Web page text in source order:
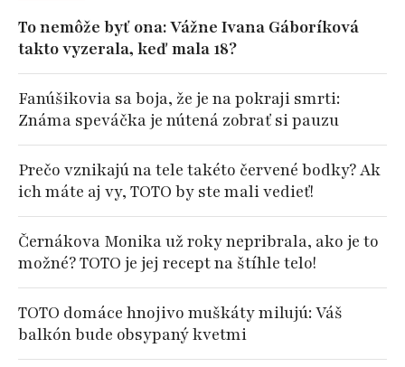
To nemôže byť ona: Vážne Ivana Gáboríková
takto vyzerala, keď mala 18?
Fanúšikovia sa boja, že je na pokraji smrti:
Známa speváčka je nútená zobrať si pauzu
Prečo vznikajú na tele takéto červené bodky? Ak
ich máte aj vy, TOTO by ste mali vedieť!
Černákova Monika už roky nepribrala, ako je to
možné? TOTO je jej recept na štíhle telo!
TOTO domáce hnojivo muškáty milujú: Váš
balkón bude obsypaný kvetmi